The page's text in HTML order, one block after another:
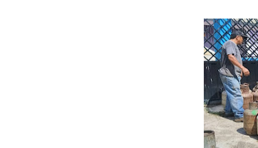
Gobierno
Niños
Hospital
Instituto
Gobernación de